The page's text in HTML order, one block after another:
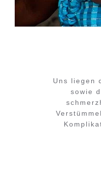
Uns liegen
sowie